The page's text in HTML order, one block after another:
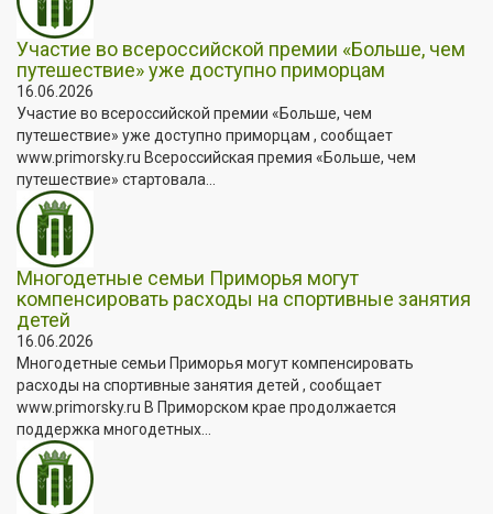
Участие во всероссийской премии «Больше, чем
путешествие» уже доступно приморцам
16.06.2026
Участие во всероссийской премии «Больше, чем
путешествие» уже доступно приморцам , сообщает
www.primorsky.ru Всероссийская премия «Больше, чем
путешествие» стартовала...
Многодетные семьи Приморья могут
компенсировать расходы на спортивные занятия
детей
16.06.2026
Многодетные семьи Приморья могут компенсировать
расходы на спортивные занятия детей , сообщает
www.primorsky.ru В Приморском крае продолжается
поддержка многодетных...